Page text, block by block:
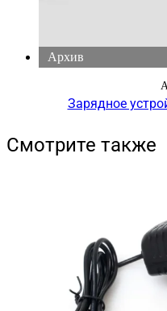
Архив
Зарядное
Смотрите также